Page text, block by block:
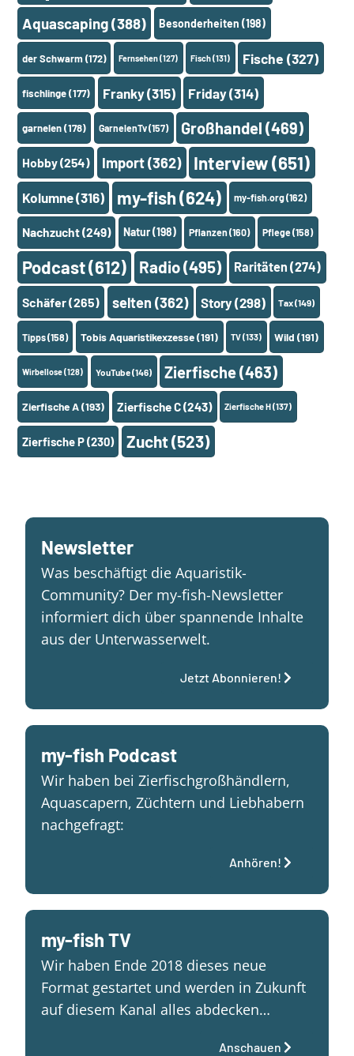
Aquascaping(388) Besonderheiten (198)
der Schwarm(172) Fernsehen(127) Fisch(131) Fische (327)
fischlinge(177) Franky(315) Friday(314)
garnelen(178) GarnelenTv(157) Großhandel (469)
Hobby(254) Import(362) Interview(651)
Kolumne(316) my-fish(624) my-fish.org(162)
Nachzucht(249) Natur(198) Pflanzen(160) Pflege(158)
Podcast(612) Radio(495) Raritäten (274)
Schäfer(265) selten (362) Story (298) Tax(149)
Tipps(158) Tobis Aquaristikexzesse(191) TV(133) Wild (191)
Wirbellose(128) YouTube(146) Zierfische(463)
Zierfische A(193) Zierfische C(243) Zierfische H(137)
Zierfische P(230) Zucht(523)
Newsletter
Was beschäftigt die Aquaristik-
Community? Der my-fish-Newsletter
informiert dich über spannende Inhalte
aus der Unterwasserwelt.
Jetzt Abonnieren!
my-fish Podcast
Wir haben bei Zierfischgroßhändlern,
Aquascapern, Züchtern und Liebhabern
nachgefragt:
Anhören!
my-fish TV
Wir haben Ende 2018 dieses neue
Format gestartet und werden in Zukunft
auf diesem Kanal alles abdecken…
Anschauen